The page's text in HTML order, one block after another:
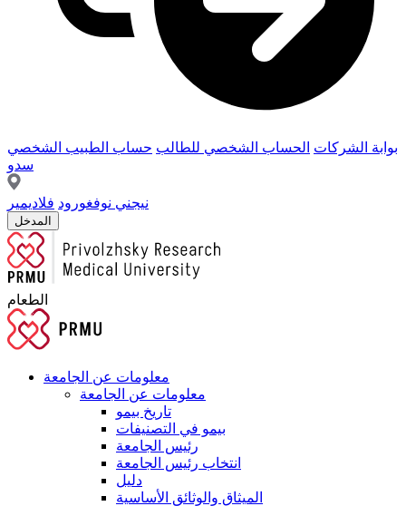
بوابة الشركات الحساب الشخصي للطالب حساب الطبيب الشخصي
سدو
نيجني نوفغورود فلاديمير
المدخل
الطعام
معلومات عن الجامعة
معلومات عن الجامعة
تاريخ بيمو
بيمو في التصنيفات
رئيس الجامعة
انتخاب رئيس الجامعة
دليل
الميثاق والوثائق الأساسية